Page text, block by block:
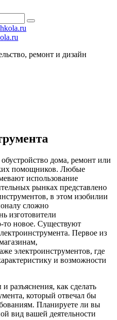
ремонт и дизайн
дома, ремонт или
помощников. Любые
использование
рынках представлено
в этом изобилии
сложно
изготовители
то новое. Существуют
Первое из
электроинструментов, где
и возможности
разъяснения, как сделать
который отвечал бы
Планируете ли вы
вид вашей деятельности